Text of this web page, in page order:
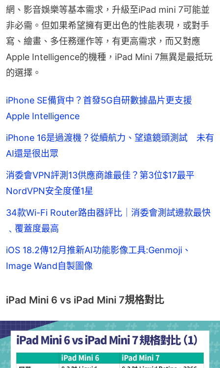
網、影音娛樂等基本需求，升級至iPad mini 7可能並
非必需。但如果希望擁有更出色的性能表現，或對手
寫、繪畫、多任務運作等，有更高需求，而又對應
Apple Intelligence的機種，iPad Mini 7無異是最抵玩
的選擇。
iPhone SE備貨中？首發5G自研數據晶片更支援
Apple Intelligence
iPhone 16是過渡機？從續航力、望遠鏡頭測試 未有
AI還是很出眾
消委會VPN評測13供應商誰最佳？第3位$17最平
NordVPN安全度僅1星
34款Wi-Fi Router路由器評比｜消委會測試邊款最快
﹑覆蓋度最高
iOS 18.2傳12月推新AI功能影像工具:Genmoji、
Image Wand自製圖像
iPad Mini 6 vs iPad Mini 7規格對比